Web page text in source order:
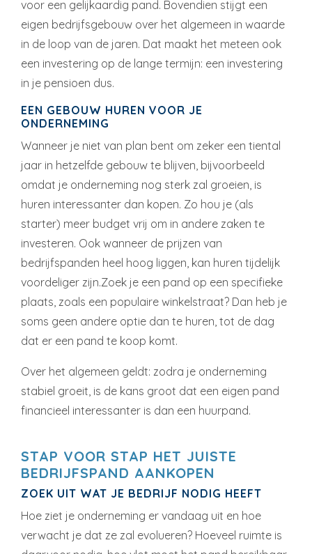
voor een gelijkaardig pand. Bovendien stijgt een
eigen bedrijfsgebouw over het algemeen in waarde
in de loop van de jaren. Dat maakt het meteen ook
een investering op de lange termijn: een investering
in je pensioen dus.
EEN GEBOUW HUREN VOOR JE
ONDERNEMING
Wanneer je niet van plan bent om zeker een tiental
jaar in hetzelfde gebouw te blijven, bijvoorbeeld
omdat je onderneming nog sterk zal groeien, is
huren interessanter dan kopen. Zo hou je (als
starter) meer budget vrij om in andere zaken te
investeren. Ook wanneer de prijzen van
bedrijfspanden heel hoog liggen, kan huren tijdelijk
voordeliger zijn.Zoek je een pand op een specifieke
plaats, zoals een populaire winkelstraat? Dan heb je
soms geen andere optie dan te huren, tot de dag
dat er een pand te koop komt.
Over het algemeen geldt: zodra je onderneming
stabiel groeit, is de kans groot dat een eigen pand
financieel interessanter is dan een huurpand.
STAP VOOR STAP HET JUISTE
BEDRIJFSPAND AANKOPEN
ZOEK UIT WAT JE BEDRIJF NODIG HEEFT
Hoe ziet je onderneming er vandaag uit en hoe
verwacht je dat ze zal evolueren? Hoeveel ruimte is